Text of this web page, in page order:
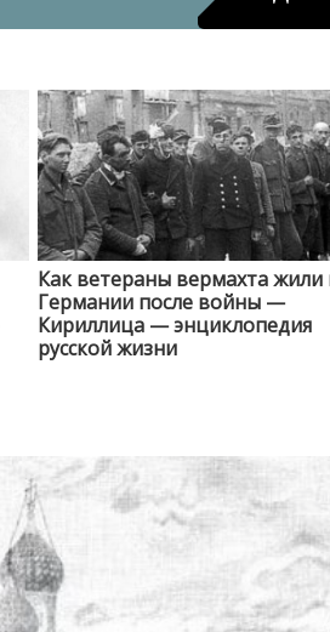
Как ветераны вермахта жили
Германии после войны —
Кириллица — энциклопедия
русской жизни